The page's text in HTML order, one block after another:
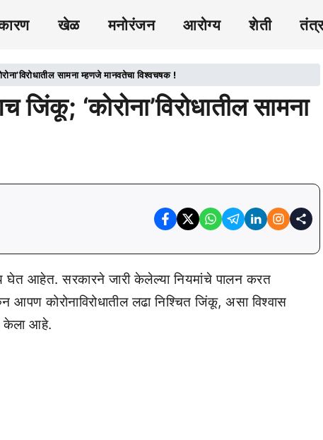
खेळ मनोरंजन आरोग्य शेती
सामना म्हणजे मानवतेचा विश्वचषक !
जिंकू; ‘कोरोना’विरोधातील सामना
घेत आहेत. सरकारने जारी केलेल्या नियमांचे पालन करत
कोरोनाविरोधातील लढा निश्चित जिंकू, असा विश्वास
केला आहे.